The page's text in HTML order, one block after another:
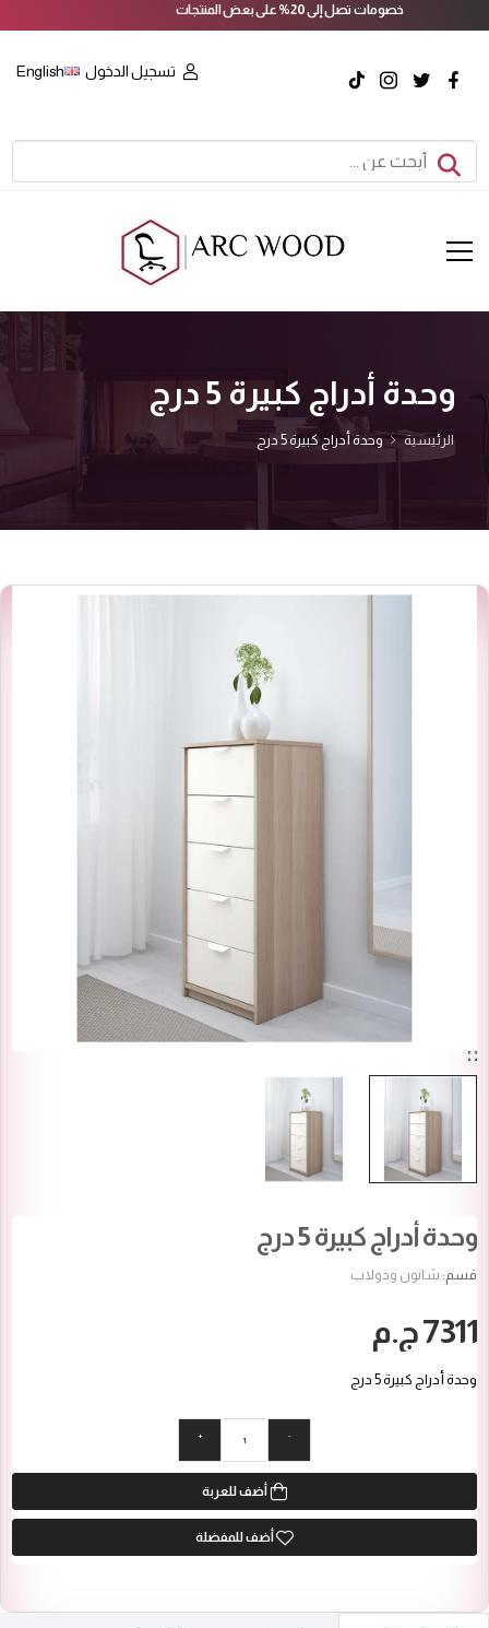
خصومات تصل إلى 20% على بعض المنتجات
تسجيل الدخول English
وحدة أدراج كبيرة 5 درج
الرئيسية وحدة أدراج كبيرة 5 درج
وحدة أدراج كبيرة 5 درج
قسم: شانون ودولاب
7311 ج.م
وحدة أدراج كبيرة 5 درج
-
+
أضف للعربة
أضف للمفضلة